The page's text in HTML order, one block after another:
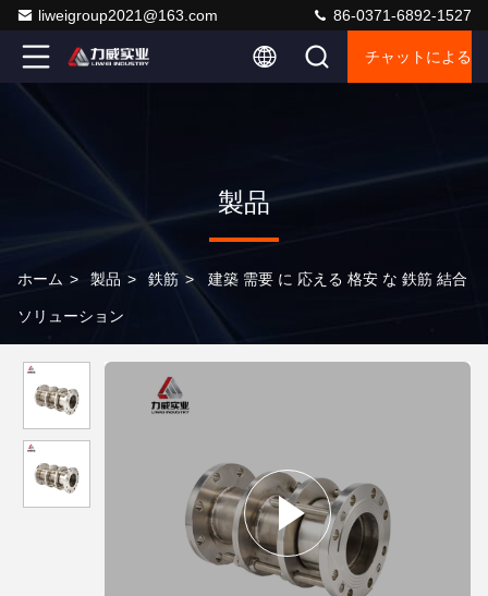
liweigroup2021@163.com 86-0371-6892-1527
チャットによる
製品
ホーム > 製品 > 鉄筋 > 建築 需要 に 応える 格安 な 鉄筋 結合
ソリューション